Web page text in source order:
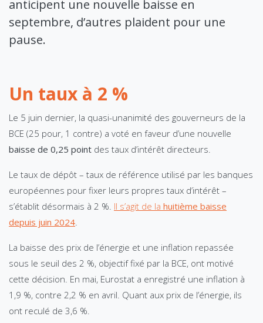
anticipent une nouvelle baisse en
septembre, d’autres plaident pour une
pause.
Un taux à 2 %
Le 5 juin dernier, la quasi-unanimité des gouverneurs de la
BCE (25 pour, 1 contre) a voté en faveur d’une nouvelle
baisse de 0,25 point des taux d’intérêt directeurs.
Le taux de dépôt – taux de référence utilisé par les banques
européennes pour fixer leurs propres taux d’intérêt –
s’établit désormais à 2 %. Il s’agit de la huitième baisse
depuis juin 2024
La baisse des prix de l’énergie et une inflation repassée
sous le seuil des 2 %, objectif fixé par la BCE, ont motivé
cette décision. En mai, Eurostat a enregistré une inflation à
1,9 %, contre 2,2 % en avril. Quant aux prix de l’énergie, ils
ont reculé de 3,6 %.